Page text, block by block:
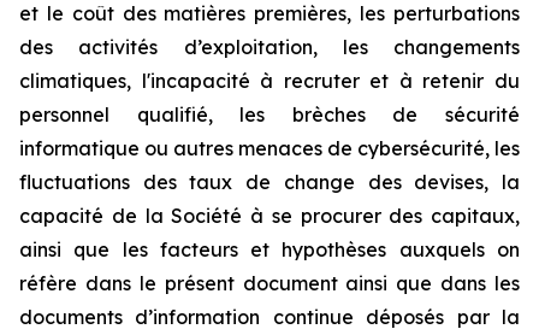
et le coût des matières premières, les perturbations
des activités d’exploitation, les changements
climatiques, l'incapacité à recruter et à retenir du
personnel qualifié, les brèches de sécurité
informatique ou autres menaces de cybersécurité, les
fluctuations des taux de change des devises, la
capacité de la Société à se procurer des capitaux,
ainsi que les facteurs et hypothèses auxquels on
réfère dans le présent document ainsi que dans les
documents d’information continue déposés par la